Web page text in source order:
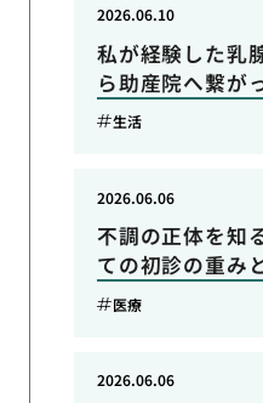
私が経験した乳
ら助産院へ繋が
2026.06.10
生活
不調の正体を知
ての初診の重み
2026.06.06
医療
2026.06.06